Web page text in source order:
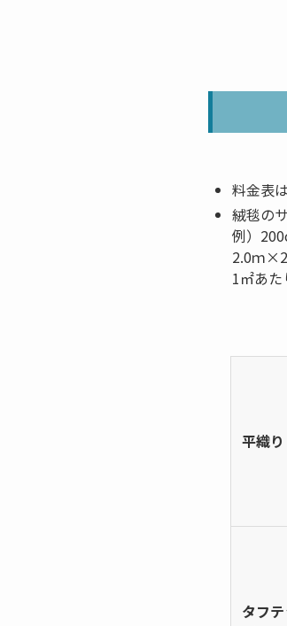
料金表
絨毯の
例）
2.0ｍ
1㎡あ
平織り
タフ